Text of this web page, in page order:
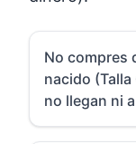
No compres
nacido
no llegan ni